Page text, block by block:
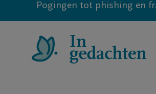
Pogingen tot phishing en